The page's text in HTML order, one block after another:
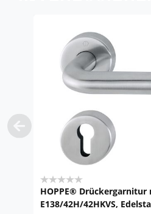
HOPPE® Drückergarnitur
E138/42H/42HKVS,